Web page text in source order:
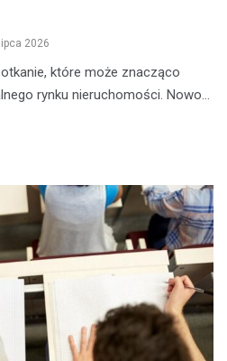
2026
które może znacząco
rynku nieruchomości. Nowo…